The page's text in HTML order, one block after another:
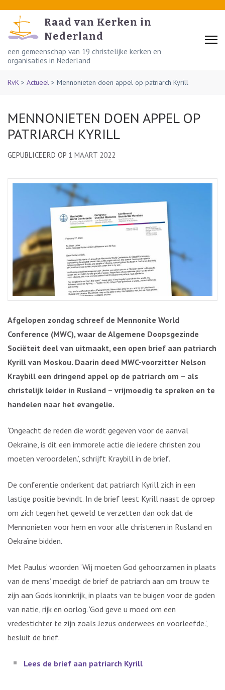
content
(Press
Enter)
Raad van Kerken in
Nederland
een gemeenschap van 19 christelijke kerken en
organisaties in Nederland
RvK > Actueel > Mennonieten doen appel op patriarch Kyrill
MENNONIETEN DOEN APPEL OP
PATRIARCH KYRILL
GEPUBLICEERD OP 1 MAART 2022
Afgelopen zondag schreef de Mennonite World
Conference (MWC), waar de Algemene Doopsgezinde
Sociëteit deel van uitmaakt, een open brief aan patriarch
Kyrill van Moskou. Daarin deed MWC-voorzitter Nelson
Kraybill een dringend appel op de patriarch om – als
christelijk leider in Rusland – vrijmoedig te spreken en te
handelen naar het evangelie.
‘Ongeacht de reden die wordt gegeven voor de aanval
Oekraïne, is dit een immorele actie die iedere christen zou
moeten veroordelen.’, schrijft Kraybill in de brief.
De conferentie onderkent dat patriarch Kyrill zich in een
lastige positie bevindt. In de brief leest Kyrill naast de oproep
om zich tegen het geweld te verzetten dan ook dat de
Mennonieten voor hem en voor alle christenen in Rusland en
Oekraïne bidden.
Met Paulus’ woorden ‘Wij moeten God gehoorzamen in plaats
van de mens’ moedigt de brief de patriarch aan om trouw te
zijn aan Gods koninkrijk, in plaats van te buigen voor de goden
van natie, rijk en oorlog. ‘God geve u moed om een
vredestichter te zijn zoals Jezus onderwees en voorleefde.’,
besluit de brief.
Lees de brief aan patriarch Kyrill